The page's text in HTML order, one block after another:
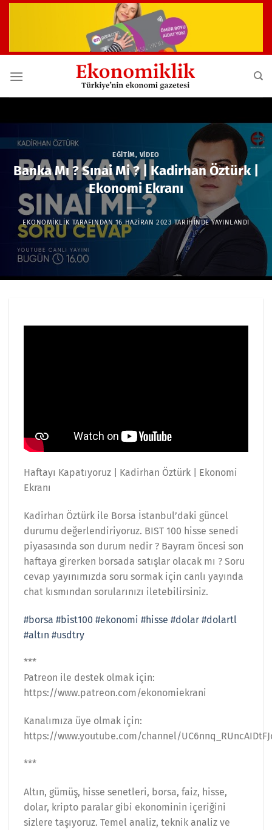
EĞITIM, VIDEO
Banka Mı ? Sınai Mi ? | Kadirhan Öztürk |
Ekonomi Ekranı
EKONOMIKLIK TARAFINDAN 16 HAZIRAN 2023TARIHINDE YAYINLANDI
Haftayı Kapatıyoruz | Kadirhan Öztürk | Ekonomi
Ekranı
Kadirhan Öztürk ile Borsa İstanbul’daki güncel
durumu değerlendiriyoruz. BIST 100 hisse senedi
piyasasında son durum nedir ? Bayram öncesi son
haftaya girerken borsada satışlar olacak mı ? Soru
cevap yayınımızda soru sormak için canlı yayında
chat kısmından sorularınızı iletebilirsiniz.
#borsa #bist100 #ekonomi #hisse #dolar #dolartl
#altın #usdtry
***
Patreon ile destek olmak için:
https://www.patreon.com/ekonomiekrani
Kanalımıza üye olmak için:
https://www.youtube.com/channel/
***
Altın, gümüş, hisse senetleri, borsa, faiz, hisse,
dolar, kripto paralar gibi ekonominin içeriğini
sizlere taşıyoruz. Temel analiz, teknik analiz ve